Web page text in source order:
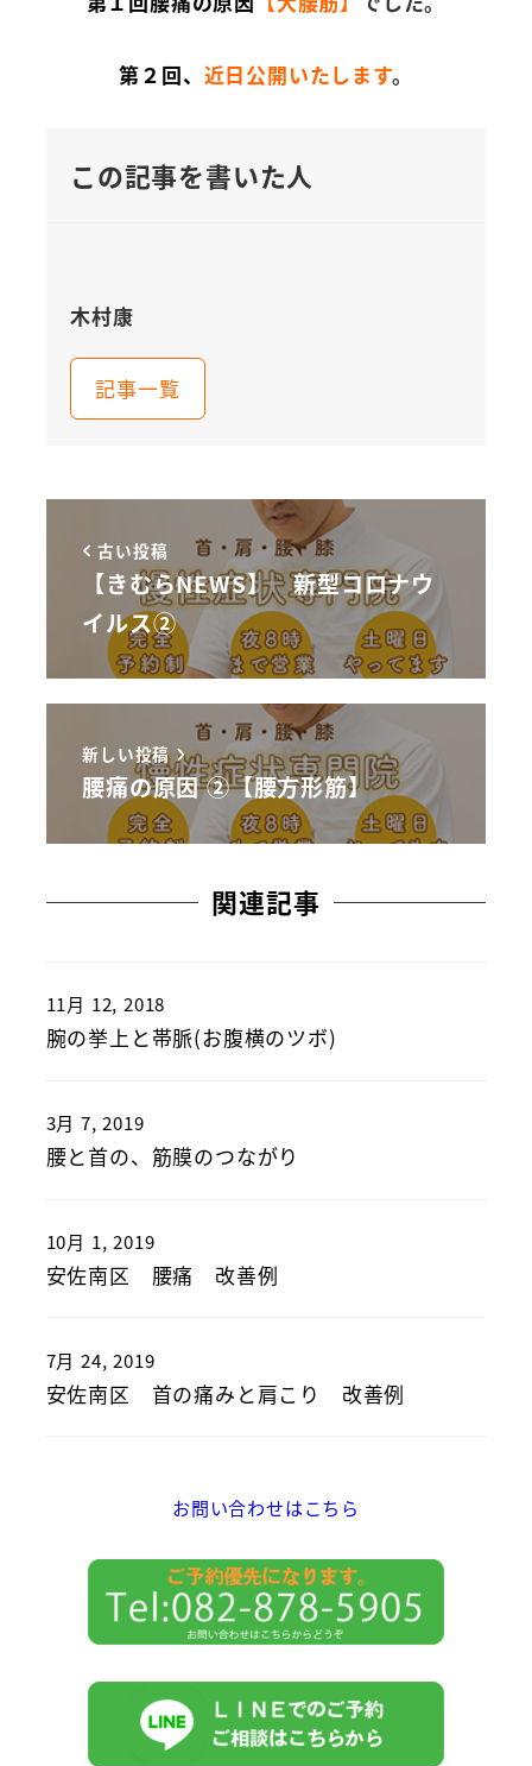
第２回、 近日公開いたします。
この記事を書いた人
木村康
記事一覧
古い投稿
【きむらNEWS】 新型コロナウ
イルス②
新しい投稿
腰痛の原因 ②【腰方形筋】
関連記事
腕の挙上と帯脈(お腹横のツボ)
11月 12, 2018
腰と首の、筋膜のつながり
3月 7, 2019
安佐南区 腰痛 改善例
10月 1, 2019
安佐南区 首の痛みと肩こり 改善例
7月 24, 2019
お問い合わせはこちら